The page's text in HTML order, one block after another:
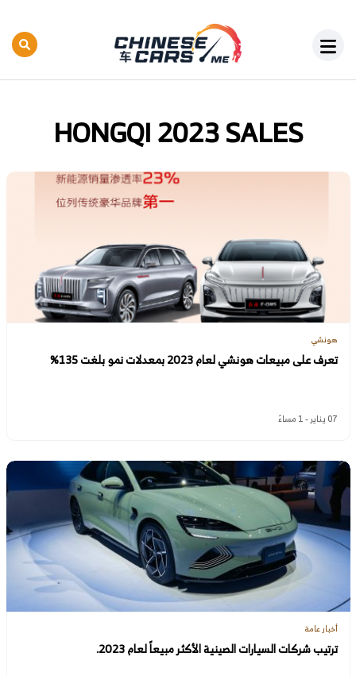
HONGQI 2023 SALES
هونشي
تعرف على مبيعات هونشي لعام 2023 بمعدلات نمو بلغت 135%
07 يناير - 1 مساءً
أخبار عامة
ترتيب شركات السيارات الصينية الأكثر مبيعاً لعام 2023.